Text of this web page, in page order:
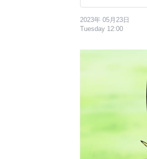
2023年 05月23日
Tuesday 12:00